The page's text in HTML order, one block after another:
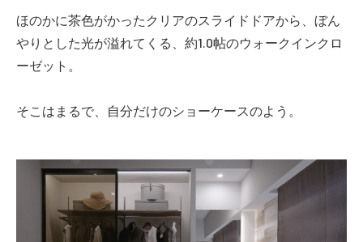
ほのかに茶色がかったクリアのスライドドアから、ぼん
やりとした光が溢れてくる、約1.0帖のウォークインクロ
ーゼット。
そこはまるで、自分だけのショーケースのよう。